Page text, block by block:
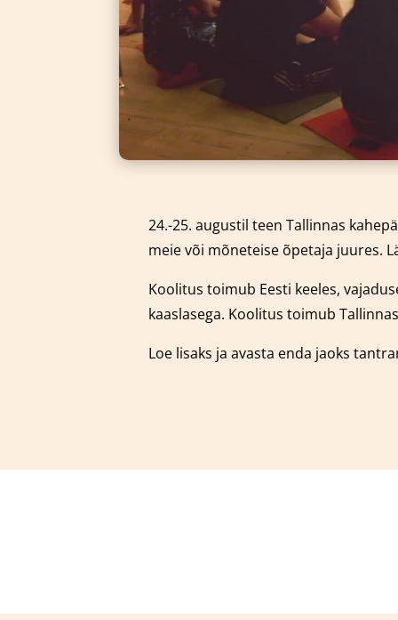
24.-25. augustil teen Tallinnas
meie või mõneteise õpetaja juures.
Koolitus toimub Eesti keeles,
kaaslasega. Koolitus toimub
Loe lisaks ja avasta enda jaoks